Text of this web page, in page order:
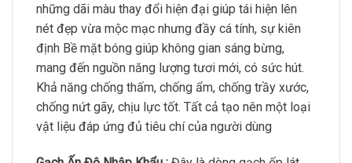
những dãi màu thay đổi hiện đại giúp tái hiện lên
nét đẹp vừa mộc mạc nhưng đầy cá tính, sự kiên
định Bề mặt bóng giúp không gian sáng bừng,
mang đến nguồn năng lượng tươi mới, có sức hút.
Khả năng chống thấm, chống ẩm, chống trầy xước,
chống nứt gãy, chịu lực tốt. Tất cả tạo nên một loại
vật liệu đáp ứng đủ tiêu chí của người dùng